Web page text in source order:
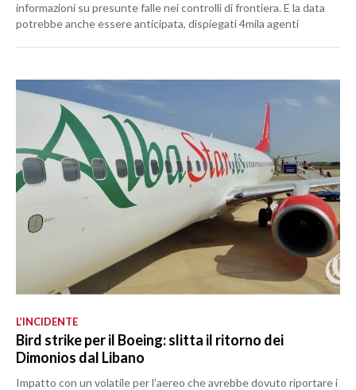
informazioni su presunte falle nei controlli di frontiera. E la data
potrebbe anche essere anticipata, dispiegati 4mila agenti
L’INCIDENTE
Bird strike per il Boeing: slitta il ritorno dei
Dimonios dal Libano
Impatto con un volatile per l’aereo che avrebbe dovuto riportare i